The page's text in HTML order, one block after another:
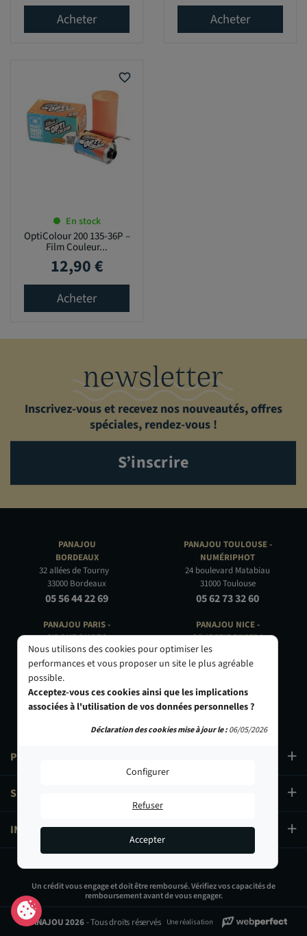
16,90 €
Ajouter au panier
Acheter Acheter
favorite_border
En stock
OptiColour 200 135-36P –
Film Couleur...
Prix
12,90 €
Acheter
newsletter
Inscrivez-vous et recevez nos nouveautés, offres
spéciales, rendez-vous !
S’inscrire
PANAJOU
BORDEAUX
32 allées de Tourny
33000 Bordeaux
05 56 44 22 69
PANAJOU PARIS -
CIRQUE PHOTO
9, bd des Filles-du-Calvaire
75003 Paris
01 40 29 91 91
PRODUITS
SERVICES
INFORMATIONS
PANAJOU TOULOUSE -
NUMÉRIPHOT
24 boulevard Matabiau
31000 Toulouse
05 62 73 32 60
PANAJOU NICE -
OBJECTIF RIVIERA
24 Rue de l'Hôtel des Postes
06000 Nice
Un crédit vous engage et doit être remboursé. Vérifiez vos capacités de
remboursement avant de vous engager.
© PANAJOU 2026- Tous droits réservés Une réalisation
Nous utilisons des cookies pour optimiser les
performances et vous proposer un site le plus agréable
possible.
Acceptez-vous ces cookies ainsi que les implications
associées à l'utilisation de vos données personnelles ?
Configurer
Refuser
Accepter
Déclaration des cookies mise à jour le :06/05/2026